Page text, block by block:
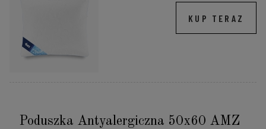
KUP TERAZ
Poduszka Antyalergiczna 50x60 AMZ